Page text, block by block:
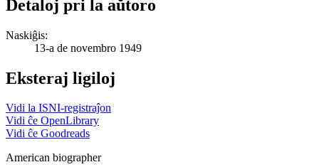
Detaloj pri la aŭtoro
Naskiĝis:
13-a de novembro 1949
Eksteraj ligiloj
Vidi la ISNI-registraĵon
Vidi ĉe OpenLibrary
Vidi ĉe Goodreads
American biographer